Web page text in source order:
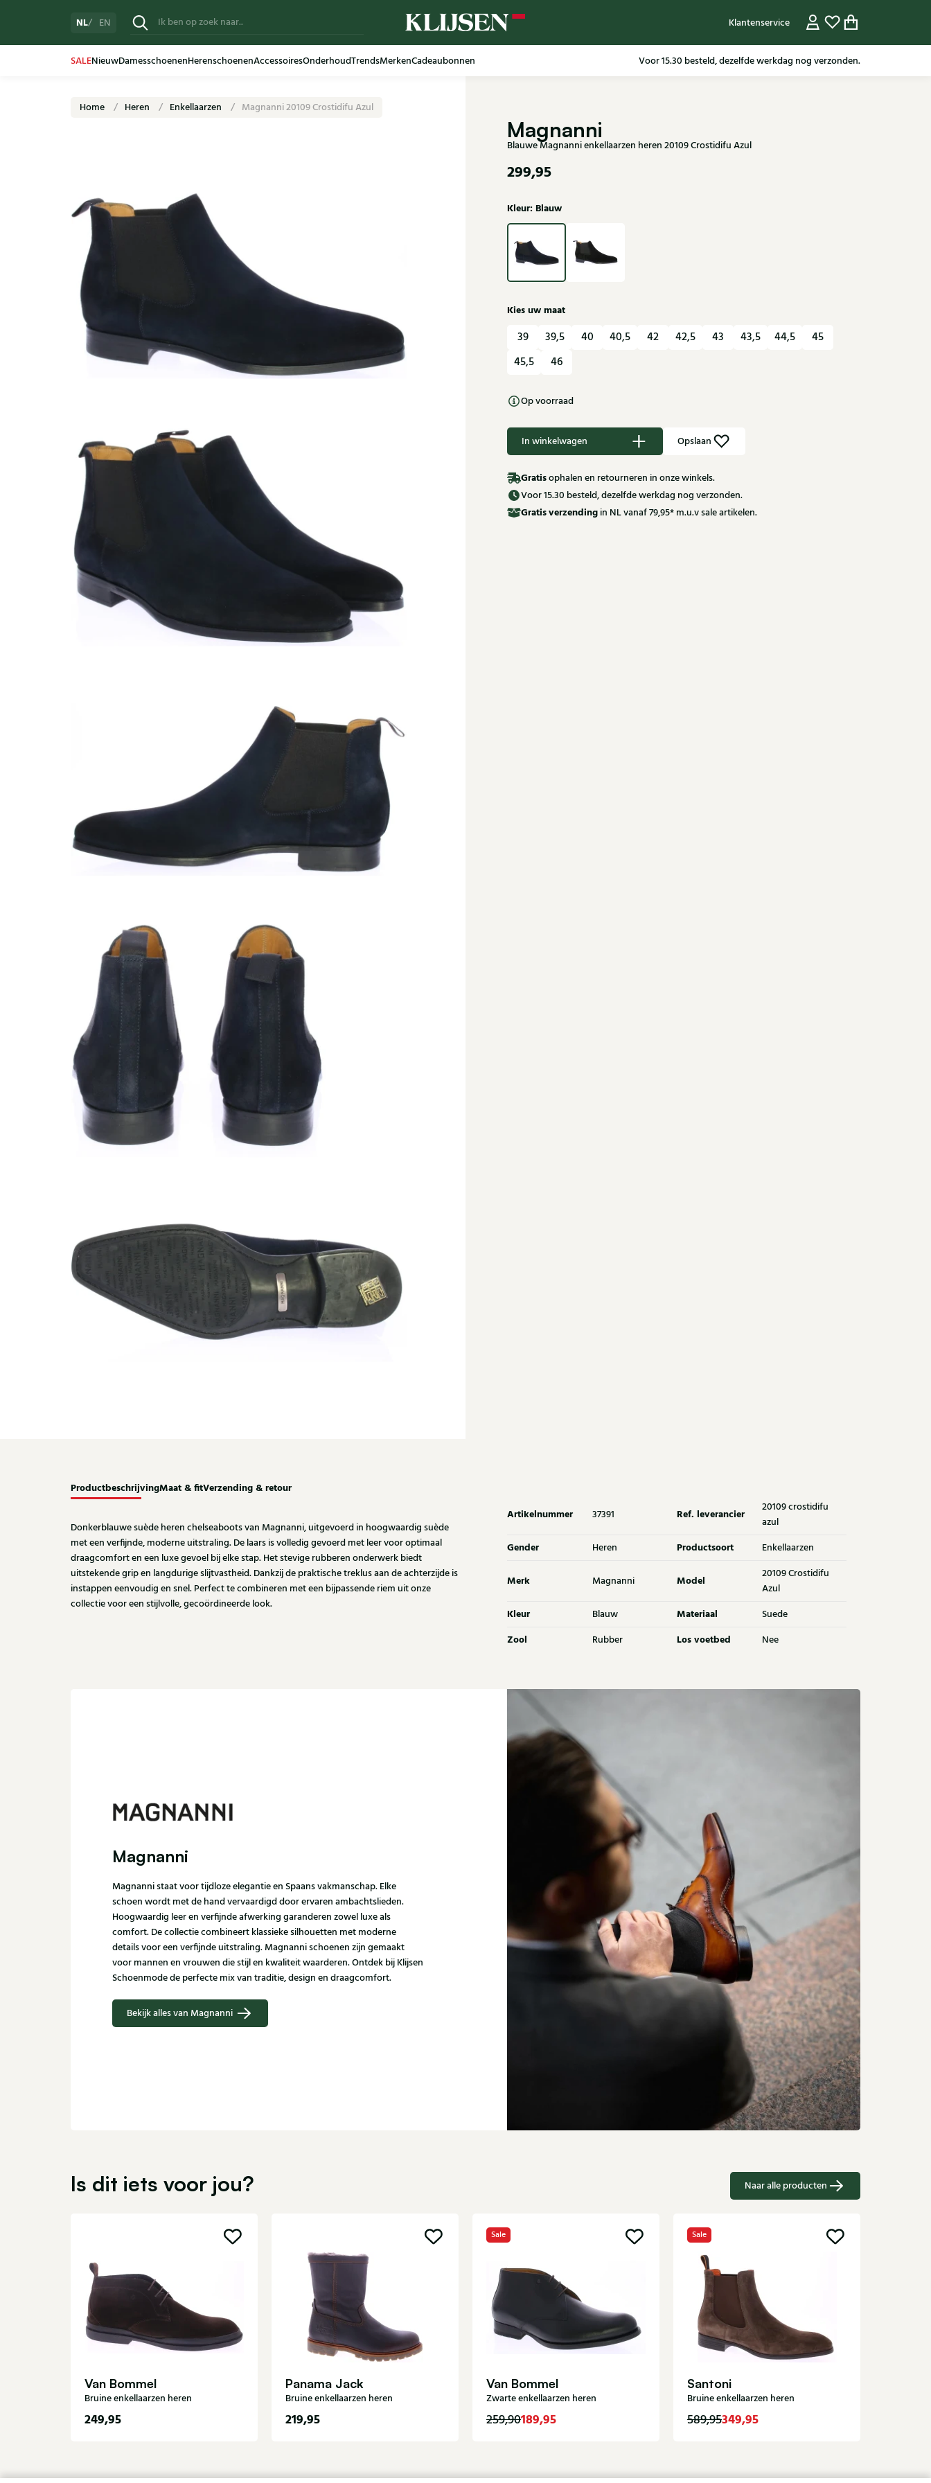
NL EN Klantenservice
SALENieuwDamesschoenenHerenschoenenAccessoiresOnderhoudTrendsMerkenCadeaubonnen Gratis verzending in NL vanaf 79,95* m.u.v sale artikelen.
Home Heren Enkellaarzen Magnanni 20109 Crostidifu Azul
Magnanni
Blauwe Magnanni enkellaarzen heren 20109 Crostidifu Azul
299,95
Kleur: Blauw
Kies uw maat
39 39,5 40 40,5 42 42,5 43 43,5 44,5
45
45,5
46
Op voorraad
In winkelwagen Opslaan
Gratisophalen en retourneren in onze winkels.
Voor 15.30 besteld, dezelfde werkdag nog verzonden.
Gratisverzending in NL vanaf 79,95* m.u.v sale artikelen.
ProductbeschrijvingMaat & fitVerzending & retour
Donkerblauwe suède heren chelseaboots van Magnanni, uitgevoerd in hoogwaardig suède
met een verfijnde, moderne uitstraling. De laars is volledig gevoerd met leer voor optimaal
draagcomfort en een luxe gevoel bij elke stap. Het stevige rubberen onderwerk biedt
uitstekende grip en langdurige slijtvastheid. Dankzij de praktische treklus aan de achterzijde is
instappen eenvoudig en snel. Perfect te combineren met een bijpassende riem uit onze
collectie voor een stijlvolle, gecoördineerde look.
Artikelnummer 37391 Ref. leverancier
20109 crostidifu
azul
Gender Heren Productsoort Enkellaarzen
Merk Magnanni Model
20109 Crostidifu
Azul
Kleur Blauw Materiaal Suede
Zool Rubber Los voetbed Nee
Magnanni
Magnanni staat voor tijdloze elegantie en Spaans vakmanschap. Elke
schoen wordt met de hand vervaardigd door ervaren ambachtslieden.
Hoogwaardig leer en verfijnde afwerking garanderen zowel luxe als
comfort. De collectie combineert klassieke silhouetten met moderne
details voor een verfijnde uitstraling. Magnanni schoenen zijn gemaakt
voor mannen en vrouwen die stijl en kwaliteit waarderen. Ontdek bij Klijsen
Schoenmode de perfecte mix van traditie, design en draagcomfort.
Bekijk alles van Magnanni
Is dit iets voor jou? Naar alle producten
Van Bommel
Bruine enkellaarzen heren
249,95
Panama Jack
Bruine enkellaarzen heren
219,95
Sale
Van Bommel
Zwarte enkellaarzen heren
259,90189,95
Sale
Santoni
Bruine enkellaarzen heren
589,95349,95